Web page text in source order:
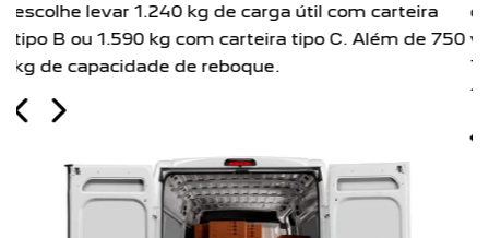
de 750
conforto e comodidade para o motorista.
versão que mais se adapta ao seu negócio.
Transportando 15 passageiros na versão